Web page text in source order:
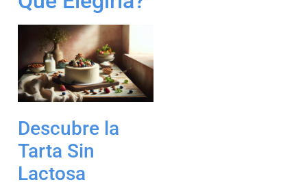
Descubre la
Tarta Sin
Lactosa